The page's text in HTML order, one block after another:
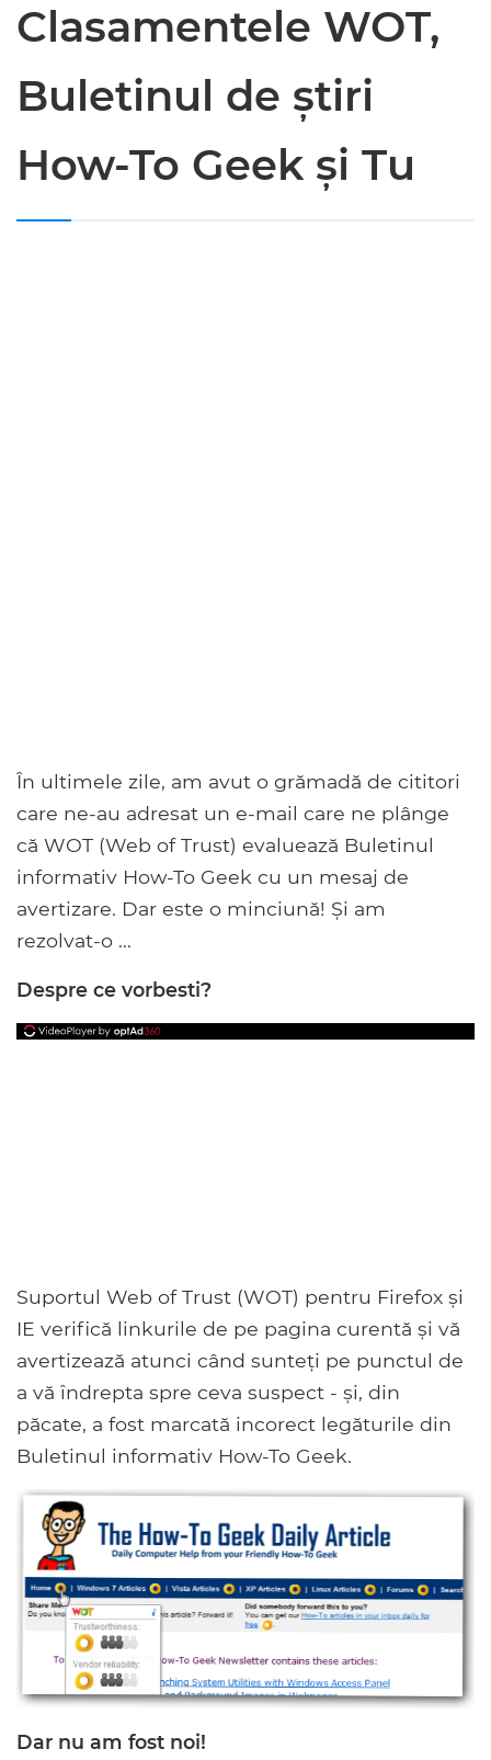
Clasamentele WOT,
Buletinul de știri
How-To Geek și Tu
În ultimele zile, am avut o grămadă de cititori
care ne-au adresat un e-mail care ne plânge
că WOT (Web of Trust) evaluează Buletinul
informativ How-To Geek cu un mesaj de
avertizare. Dar este o minciună! Și am
rezolvat-o ...
Despre ce vorbesti?
Suportul Web of Trust (WOT) pentru Firefox și
IE verifică linkurile de pe pagina curentă și vă
avertizează atunci când sunteți pe punctul de
a vă îndrepta spre ceva suspect - și, din
păcate, a fost marcată incorect legăturile din
Buletinul informativ How-To Geek.
Dar nu am fost noi!